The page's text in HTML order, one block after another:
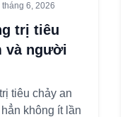
tháng 6, 2026
trị tiêu
và người
tiêu chảy an
không ít lần